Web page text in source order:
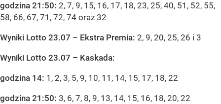
godzina 21:50: 2, 7, 9, 15, 16, 17, 18, 23, 25, 40, 51, 52, 55,
58, 66, 67, 71, 72, 74 oraz 32
Wyniki Lotto 23.07 – Ekstra Premia: 2, 9, 20, 25, 26 i 3
Wyniki Lotto 23.07 – Kaskada:
godzina 14: 1, 2, 3, 5, 9, 10, 11, 14, 15, 17, 18, 22
godzina 21:50: 3, 6, 7, 8, 9, 13, 14, 15, 16, 18, 20, 22